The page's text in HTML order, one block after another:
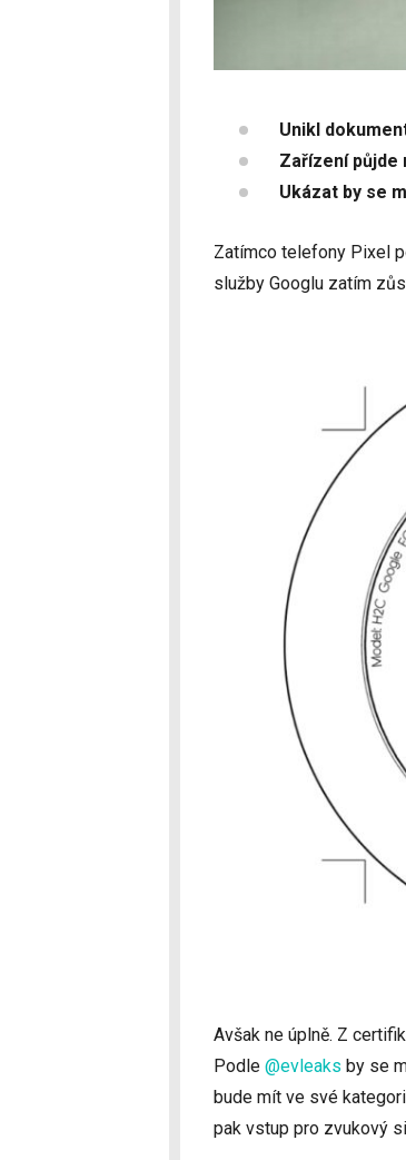
Unikl
Zařízení půjde
Ukázat by se
Zatímco telefony Pixel
služby Googlu zatím
Avšak ne úplně. Z
Podle @evleaks by se
bude mít ve své
pak vstup pro zvukový